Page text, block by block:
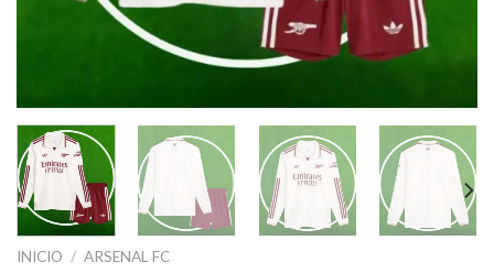
INICIO / ARSENAL FC